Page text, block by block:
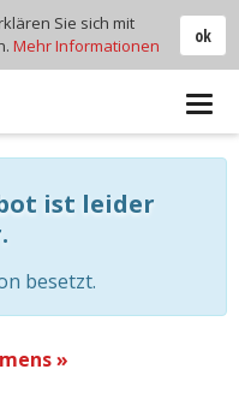
ist leider
besetzt.
»
ok
Sie sich mit
Mehr Informationen